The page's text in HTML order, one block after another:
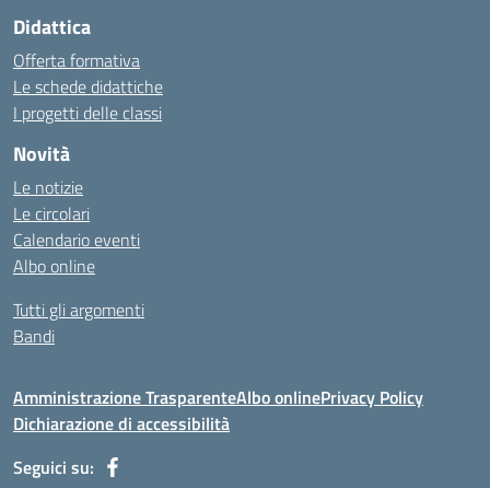
Didattica
Offerta formativa
Le schede didattiche
I progetti delle classi
Novità
Le notizie
Le circolari
Calendario eventi
Albo online
Tutti gli argomenti
Bandi
Amministrazione TrasparenteAlbo onlinePrivacy Policy
Dichiarazione di accessibilità
Seguici su: